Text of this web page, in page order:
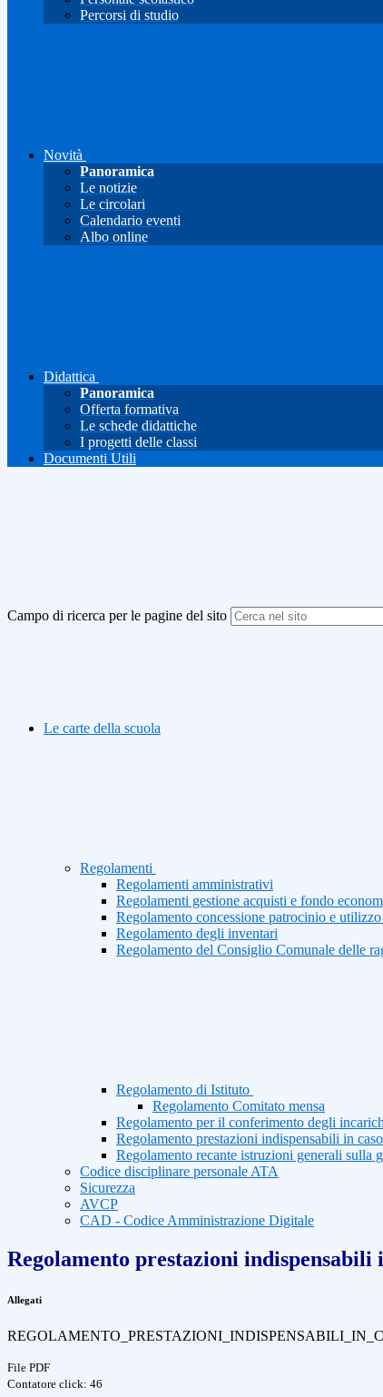
Percorsi di studio
Novità
Panoramica
Le notizie
Le circolari
Calendario eventi
Albo online
Didattica
Panoramica
Offerta formativa
Le schede didattiche
I progetti delle classi
Documenti Utili
Campo di ricerca per le pagine del sito
Le carte della scuola
Regolamenti
Regolamenti amministrativi
Regolamenti gestione acquisti e fondo
Regolamento concessione patrocinio e
Regolamento degli inventari
Regolamento del Consiglio Comunale delle
Regolamento di Istituto
Regolamento Comitato mensa
Regolamento per il conferimento degli
Regolamento prestazioni indispensabili in
Regolamento recante istruzioni generali sulla
Codice disciplinare personale ATA
Sicurezza
AVCP
CAD - Codice Amministrazione Digitale
Regolamento prestazioni indispensabili
Allegati
File PDF
Contatore click: 46